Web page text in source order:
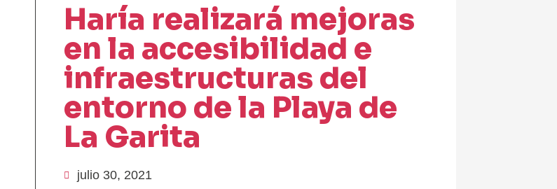
Haría realizará mejoras
en la accesibilidad e
infraestructuras del
entorno de la Playa de
La Garita
julio 30, 2021